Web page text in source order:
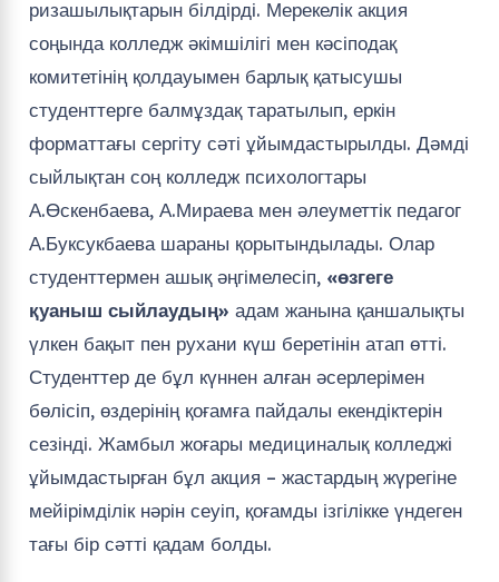
ризашылықтарын білдірді. Мерекелік акция
соңында колледж әкімшілігі мен кәсіподақ
комитетінің қолдауымен барлық қатысушы
студенттерге балмұздақ таратылып, еркін
форматтағы сергіту сәті ұйымдастырылды. Дәмді
сыйлықтан соң колледж психологтары
А.Өскенбаева, А.Мираева мен әлеуметтік педагог
А.Буксукбаева шараны қорытындылады. Олар
студенттермен ашық әңгімелесіп, «өзгеге
қуаныш сыйлаудың» адам жанына қаншалықты
үлкен бақыт пен рухани күш беретінін атап өтті.
Студенттер де бұл күннен алған әсерлерімен
бөлісіп, өздерінің қоғамға пайдалы екендіктерін
сезінді. Жамбыл жоғары медициналық колледжі
ұйымдастырған бұл акция – жастардың жүрегіне
мейірімділік нәрін сеуіп, қоғамды ізгілікке үндеген
тағы бір сәтті қадам болды.